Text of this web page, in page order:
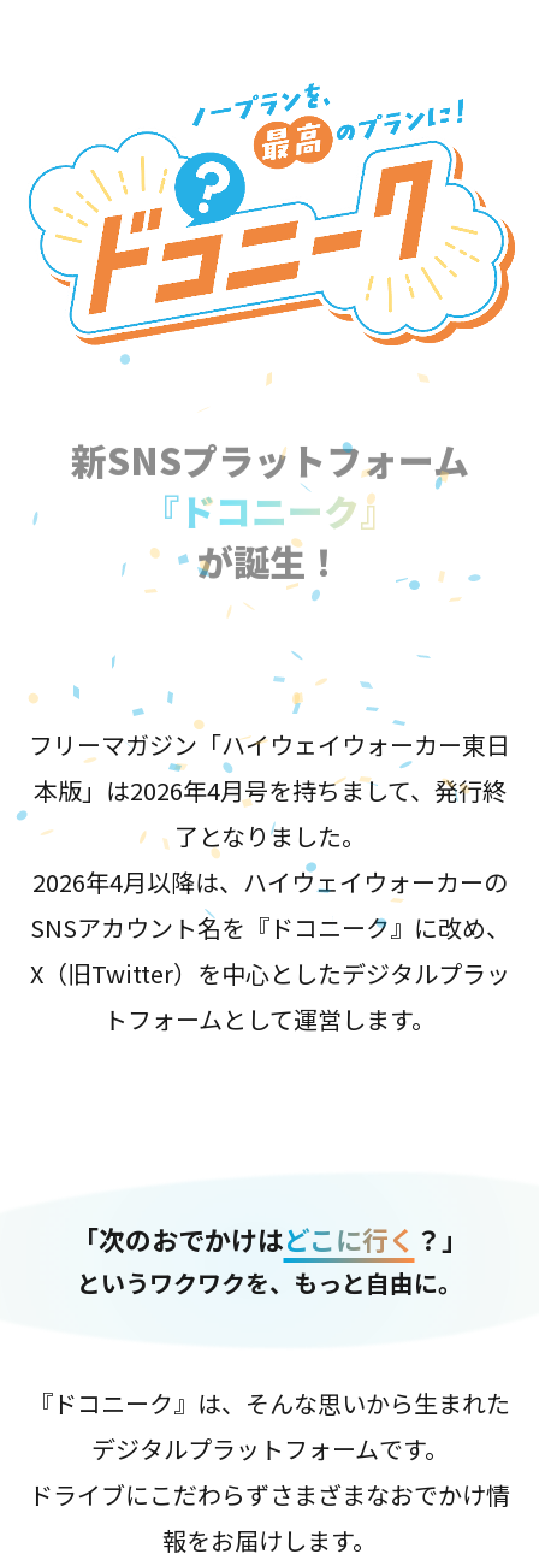
新SNSプラットフォーム
『ドコニーク』
が誕生！
フリーマガジン「ハイウェイウォーカー東日
本版」は2026年4月号を持ちまして、発行終
了となりました。
2026年4月以降は、ハイウェイウォーカーの
SNSアカウント名を『ドコニーク』に改め、
X（旧Twitter）を中心としたデジタルプラッ
トフォームとして運営します。
「次のおでかけはどこに行く ？」
というワクワクを、もっと自由に。
『ドコニーク』は、そんな思いから生まれた
デジタルプラットフォームです。
ドライブにこだわらずさまざまなおでかけ情
報をお届けします。